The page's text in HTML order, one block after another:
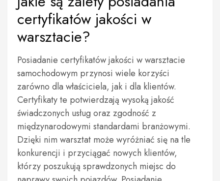
certyfikatów jakości w
warsztacie?
Posiadanie certyfikatów jakości w warsztacie
samochodowym przynosi wiele korzyści
zarówno dla właściciela, jak i dla klientów.
Certyfikaty te potwierdzają wysoką jakość
świadczonych usług oraz zgodność z
międzynarodowymi standardami branżowymi.
Dzięki nim warsztat może wyróżniać się na tle
konkurencji i przyciągać nowych klientów,
którzy poszukują sprawdzonych miejsc do